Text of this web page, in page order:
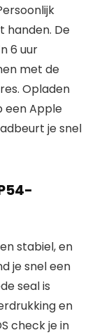
handen. De
6 uur
met de
Opladen
een Apple
je snel
stabiel, en
je snel een
seal is
en
check je in